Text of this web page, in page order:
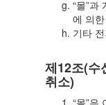
“몰”과
에 의
기타
제12조(수
취소)
“몰”은